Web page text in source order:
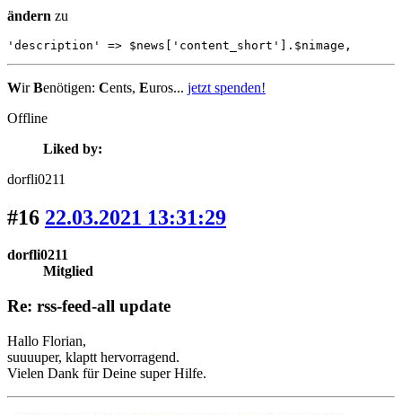
ändern zu
'description' => $news['content_short'].$nimage,
WirBenötigen: Cents, Euros... jetzt spenden!
Offline
Liked by:
dorfli0211
#16 22.03.2021 13:31:29
dorfli0211
Mitglied
Re: rss-feed-all update
Hallo Florian,
suuuuper, klaptt hervorragend.
Vielen Dank für Deine super Hilfe.